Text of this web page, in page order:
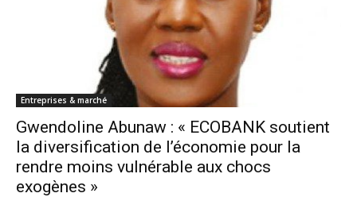
Entreprises & marché
Gwendoline Abunaw : « ECOBANK soutient
la diversification de l’économie pour la
rendre moins vulnérable aux chocs
exogènes »